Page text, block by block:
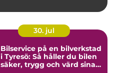
30. jul
Bilservice på en bilverkstad
i Tyresö: Så håller du bilen
säker, trygg och värd sina